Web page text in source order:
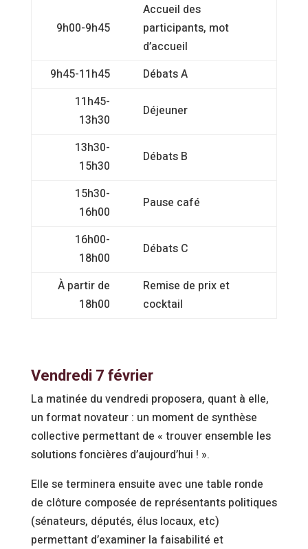
9h00-9h45
Accueil des
participants, mot
d’accueil
9h45-11h45
Débats A
11h45-
13h30
Déjeuner
13h30-
15h30
Débats B
15h30-
16h00
Pause café
16h00-
18h00
Débats C
À partir de
18h00
Remise de prix et
cocktail
Vendredi 7 février
La matinée du vendredi proposera, quant à elle,
un format novateur : un moment de synthèse
collective permettant de « trouver ensemble les
solutions foncières d’aujourd’hui ! ».
Elle se terminera ensuite avec une table ronde
de clôture composée de représentants politiques
(sénateurs, députés, élus locaux, etc)
permettant d’examiner la faisabilité et